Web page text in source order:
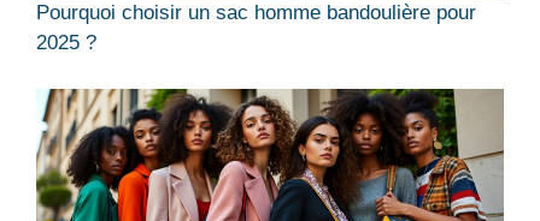
Pourquoi choisir un sac homme bandoulière pour
2025 ?